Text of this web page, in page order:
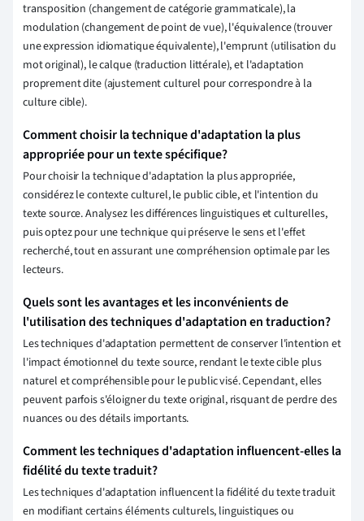
transposition (changement de catégorie grammaticale), la
modulation (changement de point de vue), l'équivalence (trouver
une expression idiomatique équivalente), l'emprunt (utilisation du
mot original), le calque (traduction littérale), et l'adaptation
proprement dite (ajustement culturel pour correspondre à la
culture cible).
Comment choisir la technique d'adaptation la plus
appropriée pour un texte spécifique?
Pour choisir la technique d'adaptation la plus appropriée,
considérez le contexte culturel, le public cible, et l'intention du
texte source. Analysez les différences linguistiques et culturelles,
puis optez pour une technique qui préserve le sens et l'effet
recherché, tout en assurant une compréhension optimale par les
lecteurs.
Quels sont les avantages et les inconvénients de
l'utilisation des techniques d'adaptation en traduction?
Les techniques d'adaptation permettent de conserver l'intention et
l'impact émotionnel du texte source, rendant le texte cible plus
naturel et compréhensible pour le public visé. Cependant, elles
peuvent parfois s'éloigner du texte original, risquant de perdre des
nuances ou des détails importants.
Comment les techniques d'adaptation influencent-elles la
fidélité du texte traduit?
Les techniques d'adaptation influencent la fidélité du texte traduit
en modifiant certains éléments culturels, linguistiques ou